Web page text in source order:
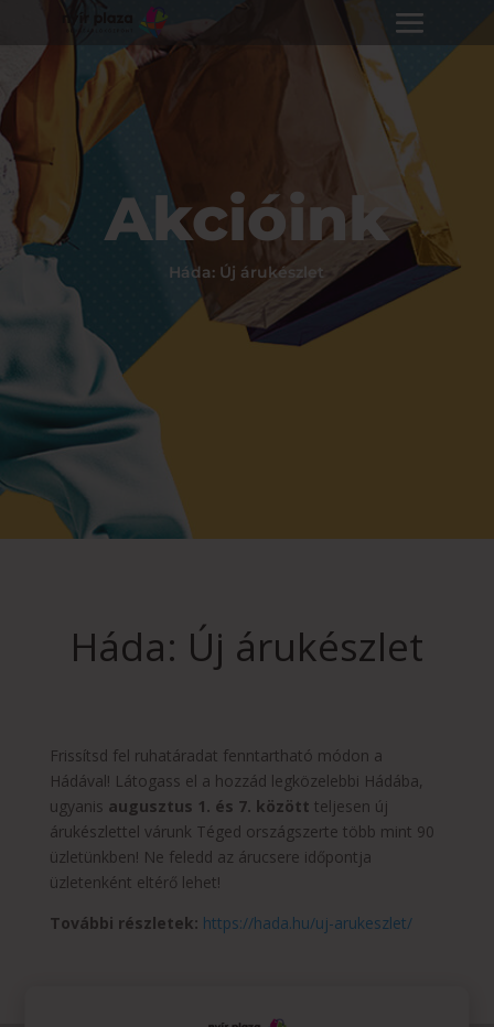
Akcióink
Háda: Új árukészlet
Háda: Új árukészlet
Frissítsd fel ruhatáradat fenntartható módon a
Hádával! Látogass el a hozzád legközelebbi Hádába,
ugyanis augusztus 1. és 7. között teljesen új
árukészlettel várunk Téged országszerte több mint 90
üzletünkben! Ne feledd az árucsere időpontja
üzletenként eltérő lehet!
További részletek: https://hada.hu/uj-arukeszlet/